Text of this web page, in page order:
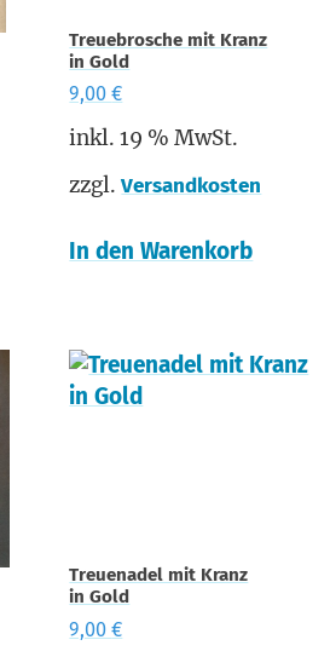
Treue­bro­sche mit Kranz
in Gold
9,00€
inkl. 19 % MwSt.
zzgl.Versandkosten
In den Warenkorb
Treu­e­na­del mit Kranz
in Gold
9,00€